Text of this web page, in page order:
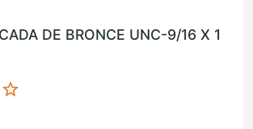
DE BRONCE UNC-9/16 X 1
star_border